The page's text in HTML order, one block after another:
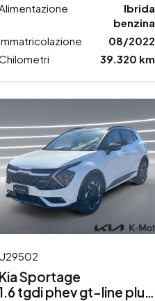
Alimentazione
Ibrida
benzina
08/2022
39.320 km
Kia Sportage
tgdi phev gt-line plus